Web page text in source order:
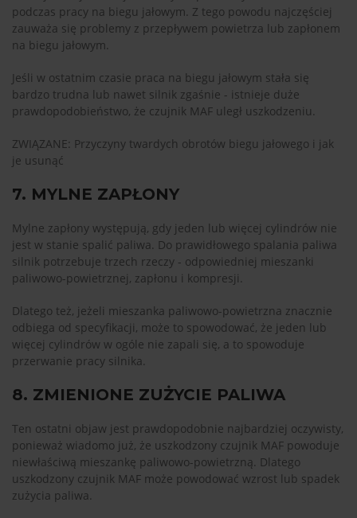
podczas pracy na biegu jałowym. Z tego powodu najczęściej
zauważa się problemy z przepływem powietrza lub zapłonem
na biegu jałowym.
Jeśli w ostatnim czasie praca na biegu jałowym stała się
bardzo trudna lub nawet silnik zgaśnie - istnieje duże
prawdopodobieństwo, że czujnik MAF uległ uszkodzeniu.
ZWIĄZANE: Przyczyny twardych obrotów biegu jałowego i jak
je usunąć
7. MYLNE ZAPŁONY
Mylne zapłony występują, gdy jeden lub więcej cylindrów nie
jest w stanie spalić paliwa. Do prawidłowego spalania paliwa
silnik potrzebuje trzech rzeczy - odpowiedniej mieszanki
paliwowo-powietrznej, zapłonu i kompresji.
Dlatego też, jeżeli mieszanka paliwowo-powietrzna znacznie
odbiega od specyfikacji, może to spowodować, że jeden lub
więcej cylindrów w ogóle nie zapali się, a to spowoduje
przerwanie pracy silnika.
8. ZMIENIONE ZUŻYCIE PALIWA
Ten ostatni objaw jest prawdopodobnie najbardziej oczywisty,
ponieważ wiadomo już, że uszkodzony czujnik MAF powoduje
niewłaściwą mieszankę paliwowo-powietrzną. Dlatego
uszkodzony czujnik MAF może powodować wzrost lub spadek
zużycia paliwa.